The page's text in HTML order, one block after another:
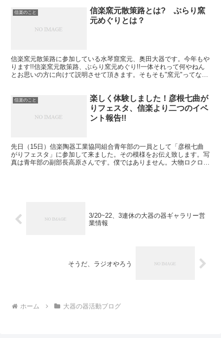
信楽のこと
信楽窯元散策路とは? ぶらり窯
元めぐりとは？
信楽窯元散策路に参加している水琴窟窯元、奥田大器です。今年もや
ります!!信楽窯元散策路、ぶらり窯元めぐり!!一体それって何やねん
とお思いの方に向けて説明させて頂きます。そもそも"窯元"ってなん
信楽のこと
楽しく体験しました！彦根七曲が
りフェスタ、信楽より二つのイベ
ント報告!!
先日（15日）信楽陶器工業協同組合青年部の一員として「彦根七曲
がりフェスタ」に参加して来ました。その模様をお伝え致します。写
真は青年部の副部長高原さんです。僕ではありません。大物ロクロの
3/20~22、3連休の大器の器ギャラリー営
業情報
そうだ、ラジオやろう
ホーム 大器の器活動ブログ